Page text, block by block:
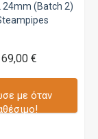
24mm (Batch 2)
€
με όταν